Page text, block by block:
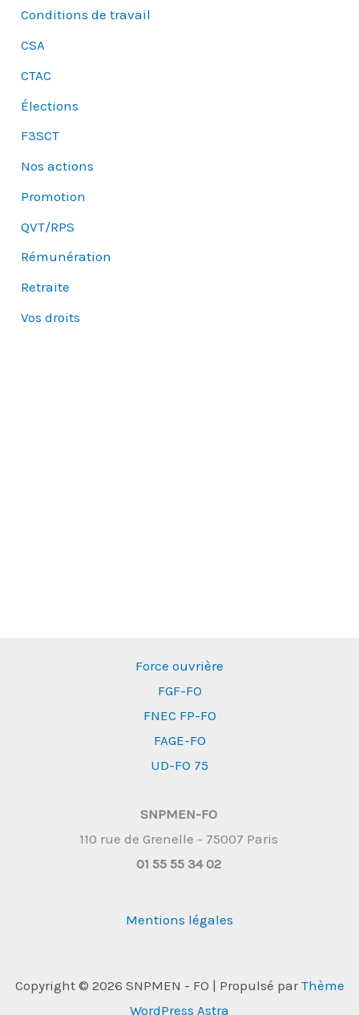
Conditions de travail
CSA
CTAC
Élections
F3SCT
Nos actions
Promotion
QVT/RPS
Rémunération
Retraite
Vos droits
Force ouvrière
FGF-FO
FNEC FP-FO
FAGE-FO
UD-FO 75
SNPMEN-FO
110 rue de Grenelle - 75007 Paris
01 55 55 34 02
Mentions légales
Copyright © 2026 SNPMEN - FO | Propulsé parThème
WordPress Astra